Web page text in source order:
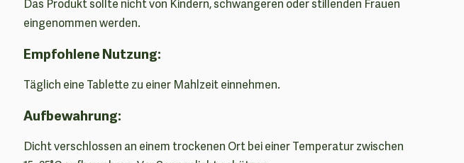
eingenommen werden.
Empfohlene Nutzung:
Täglich eine Tablette zu einer Mahlzeit einnehmen.
Aufbewahrung:
Dicht verschlossen an einem trockenen Ort bei einer Temperatur zwischen